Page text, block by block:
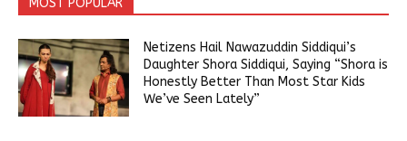
Netizens Hail Nawazuddin Siddiqui’s
Daughter Shora Siddiqui, Saying “Shora is
Honestly Better Than Most Star Kids
We’ve Seen Lately”